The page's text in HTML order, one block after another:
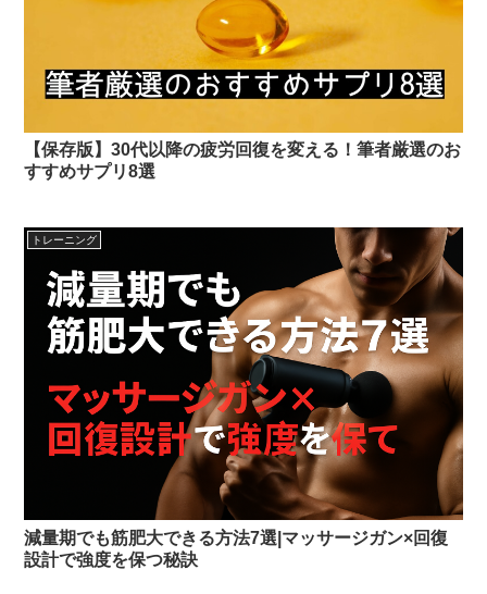
【保存版】30代以降の疲労回復を変える！筆者厳選のお
すすめサプリ8選
トレーニング
減量期でも筋肥大できる方法7選|マッサージガン×回復
設計で強度を保つ秘訣